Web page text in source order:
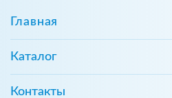
Главная
Каталог
Контакты